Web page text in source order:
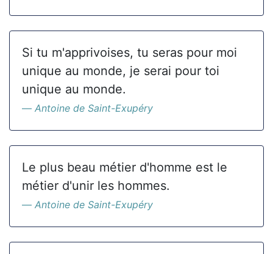
Si tu m'apprivoises, tu seras pour moi
unique au monde, je serai pour toi
unique au monde.
Antoine de Saint-Exupéry
Le plus beau métier d'homme est le
métier d'unir les hommes.
Antoine de Saint-Exupéry